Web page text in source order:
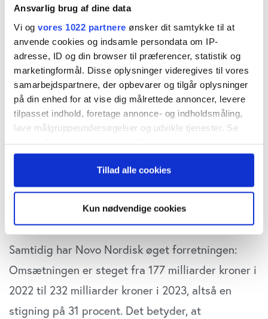
Ansvarlig brug af dine data
Vi og vores 1022 partnere ønsker dit samtykke til at
anvende cookies og indsamle persondata om IP-
adresse, ID og din browser til præferencer, statistik og
marketingformål. Disse oplysninger videregives til vores
samarbejdspartnere, der opbevarer og tilgår oplysninger
på din enhed for at vise dig målrettede annoncer, levere
tilpasset indhold, foretage annonce- og indholdsmåling,
lave målgruppeundersøgelser og udvikle tjenester. Se
persondatapolitik. Du kan altid trække dit samtykke
tilbage eller ændre indstillinger fra vores
"Cookiedeklaration", eller ved at trykke på "Privacy
Hvis du tillader det, vil vi også gerne:
Indsamle præcise oplysninger om din placering,
der kan være nøjagtig inden for få meter
Identificere din enhed baseret på en scanning af
dens unikke karakteristika (fingerprinting)
Dine valg anvendes på hele websitet.
Tillad alle cookies
Kun nødvendige cookies
viser, den danske medicinalgigant er det selskab
– ud af en peer gruppe på fem – der har øget
CO2-aftrykket mest.
Det seneste år har Novo Nordisk øget sit samlede
scope 1, 2 og 3 CO2-aftryk fra 2,5 millioner ton til
3,8 millioner ton, altså en stigning på 53 procent.
Hovedparten skyldes stigning i scope 3 aftrykket,
der udgør langt den største post i alle
medicinalgiganternes klimaregnskaber – scope 3
omhandler værdikæden, herunder leverandører.
Samtidig har Novo Nordisk øget forretningen:
Omsætningen er steget fra 177 milliarder kroner i
2022 til 232 milliarder kroner i 2023, altså en
stigning på 31 procent. Det betyder, at